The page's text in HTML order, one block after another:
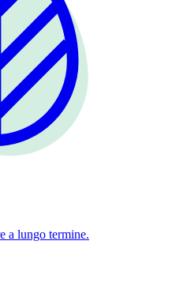
a lungo termine.